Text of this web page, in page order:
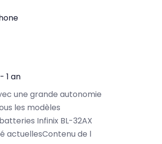
1 an
une grande autonomie
les modèles
Infinix BL-32AX
actuellesContenu de l